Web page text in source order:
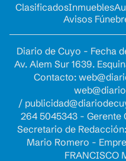
ClasificadosInmuebles
Avisos
Diario de Cuyo - Fecha
Av. Alem Sur 1639.
Contacto:
/
264 5045343 - Gerente
Secretario de
Mario Romero -
FRANCISCO